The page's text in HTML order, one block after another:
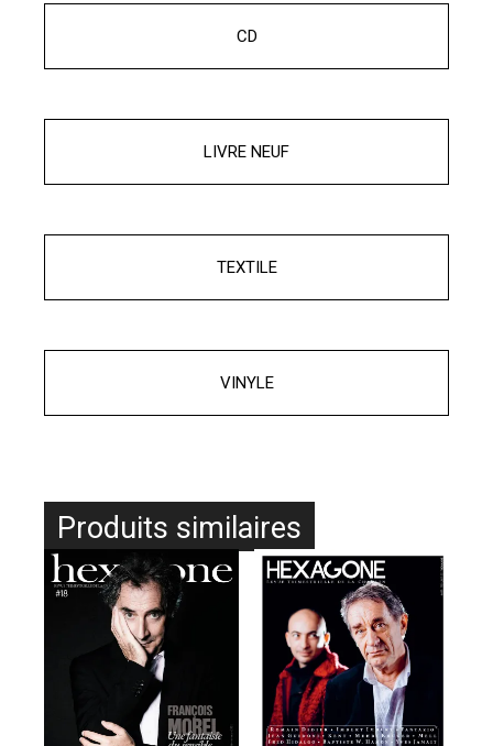
CD
LIVRE NEUF
TEXTILE
VINYLE
Produits similaires